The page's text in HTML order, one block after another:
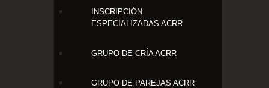
INSCRIPCIÓN
ESPECIALIZADAS ACRR
GRUPO DE CRÍA ACRR
GRUPO DE PAREJAS ACRR